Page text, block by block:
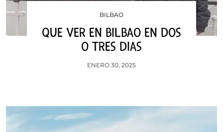
BILBAO
QUE VER EN BILBAO EN DOS
O TRES DIAS
ENERO 30, 2025